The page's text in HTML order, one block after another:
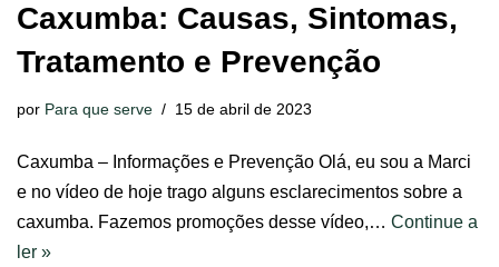
Caxumba: Causas, Sintomas,
Tratamento e Prevenção
por Para que serve 15 de abril de 2023
Caxumba – Informações e Prevenção Olá, eu sou a Marci
e no vídeo de hoje trago alguns esclarecimentos sobre a
caxumba. Fazemos promoções desse vídeo,… Continue a
ler »